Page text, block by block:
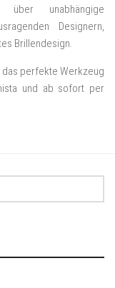
über unabhängige
Designern,
Brillendesign.
das perfekte Werkzeug
und ab sofort per